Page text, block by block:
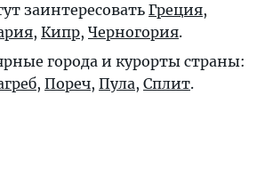
заинтересовать Греция,
, Кипр, Черногория.
города и курорты страны:
, Пореч, Пула, Сплит.